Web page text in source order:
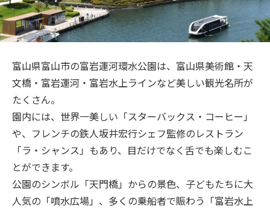
旅のお役立ち情報
富山県富山市の富岩運河環水公園は、富山県美術館・天
文橋・富岩運河・富岩水上ラインなど美しい観光名所が
たくさん。
園内には、世界一美しい「スターバックス・コーヒー」
や、フレンチの鉄人坂井宏行シェフ監修のレストラン
「ラ・シャンス」もあり、目だけでなく舌でも楽しむこ
とができます。
公園のシンボル「天門橋」からの景色、子どもたちに大
人気の「噴水広場」、多くの乗船者で賑わう「富岩水上